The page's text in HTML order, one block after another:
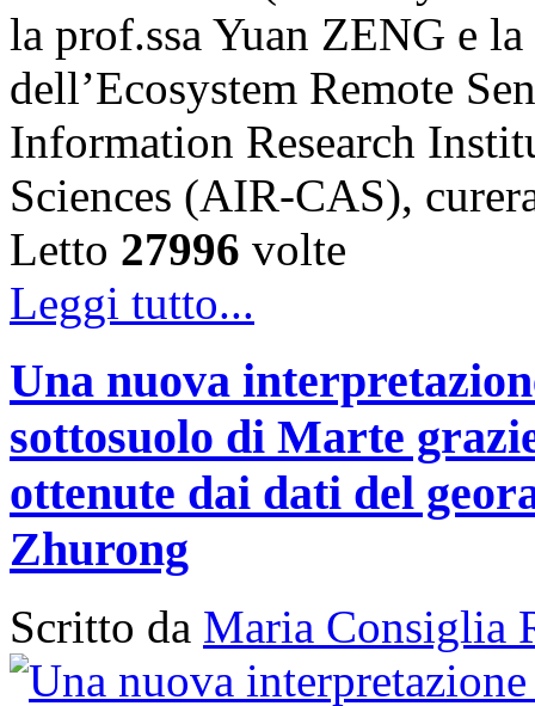
la prof.ssa Yuan ZENG e
dell’Ecosystem Remote
Information Research
Sciences (AIR-CAS),
Letto 27996 volte
Leggi tutto...
Una nuova
sottosuolo di Marte
ottenute dai dati del
Zhurong
Scritto da Maria Consiglia